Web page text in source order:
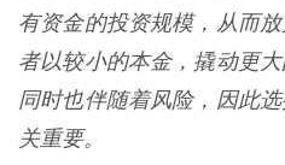
有资金的投资规模，从而
者以较小的本金，撬动更
同时也伴随着风险，因此
关重要。